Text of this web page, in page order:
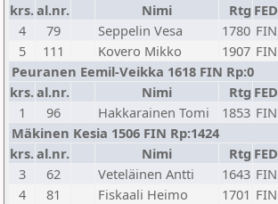
krs.al.nr. Nimi Rtg FED
4
79 Seppelin Vesa 1780 FIN
5
111 Kovero Mikko 1907 FIN
Peuranen Eemil-Veikka 1618 FIN Rp:0
krs.al.nr. Nimi Rtg FED
1
96 Hakkarainen Tomi 1853 FIN
Mäkinen Kesia 1506 FIN Rp:1424
krs.al.nr. Nimi Rtg FED
3
62 Veteläinen Antti 1643 FIN
4
81 Fiskaali Heimo 1701 FIN